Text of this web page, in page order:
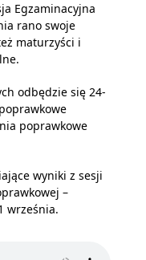
Egzaminacyjna
rano swoje
maturzyści i
odbędzie się 24-
poprawkowe
wyniki z sesji
–
września.